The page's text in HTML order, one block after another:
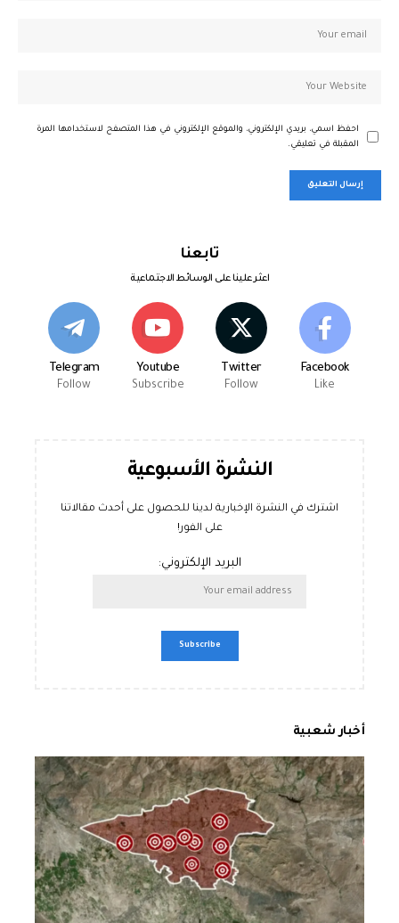
احفظ اسمي، بريدي الإلكتروني، والموقع الإلكتروني في هذا المتصفح لاستخدامها المرة
المقبلة في تعليقي.
تابعنا
اعثر علينا على الوسائط الاجتماعية
Facebook
Like
Twitter
Follow
Youtube
Subscribe
Telegram
Follow
النشرة الأسبوعية
اشترك في النشرة الإخبارية لدينا للحصول على أحدث مقالاتنا
على الفور!
البريد الإلكتروني:
أخبار شعبية